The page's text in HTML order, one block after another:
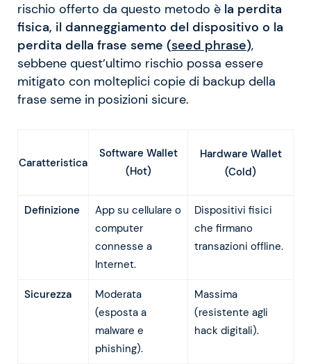
rischio offerto da questo metodo è la perdita
fisica, il danneggiamento del dispositivo o la
perdita della frase seme (seed phrase),
sebbene quest’ultimo rischio possa essere
mitigato con molteplici copie di backup della
frase seme in posizioni sicure.
Caratteristica
Software Wallet
(Hot)
Hardware Wallet
(Cold)
Definizione
App su cellulare o
computer
connesse a
Internet.
Dispositivi fisici
che firmano
transazioni offline.
Sicurezza
Moderata
(esposta a
malware e
phishing).
Massima
(resistente agli
hack digitali).